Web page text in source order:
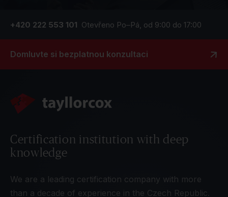
+420 222 553 101 Otevřeno Po–Pá, od 9:00 do 17:00
Domluvte si bezplatnou konzultaci
Certification institution with deep
knowledge
We are a leading certification company with more
than a decade of experience in the Czech Republic.